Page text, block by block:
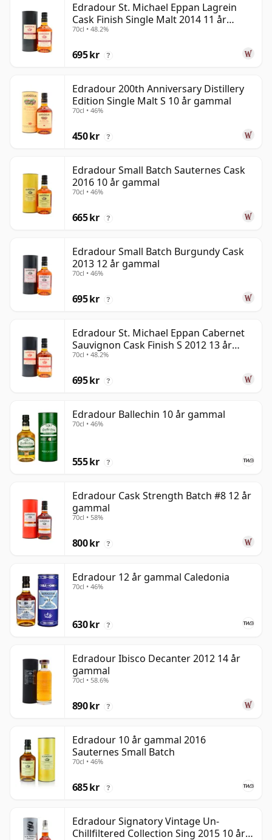
Edradour St. Michael Eppan Lagrein
Cask Finish Single Malt 2014 11 år
gammal
70cl • 48.2%
695 kr ?
Edradour 200th Anniversary Distillery
Edition Single Malt S 10 år gammal
70cl • 46%
450 kr ?
Edradour Small Batch Sauternes Cask
2016 10 år gammal
70cl • 46%
665 kr ?
Edradour Small Batch Burgundy Cask
2013 12 år gammal
70cl • 46%
695 kr ?
Edradour St. Michael Eppan Cabernet
Sauvignon Cask Finish S 2012 13 år
gammal
70cl • 48.2%
695 kr ?
Edradour Ballechin 10 år gammal
70cl • 46%
555 kr ?
Edradour Cask Strength Batch #8 12 år
gammal
70cl • 58%
800 kr ?
Edradour 12 år gammal Caledonia
70cl • 46%
630 kr ?
Edradour Ibisco Decanter 2012 14 år
gammal
70cl • 58.6%
890 kr ?
Edradour 10 år gammal 2016
Sauternes Small Batch
70cl • 46%
685 kr ?
Edradour Signatory Vintage Un-
Chillfiltered Collection Sing 2015 10 år